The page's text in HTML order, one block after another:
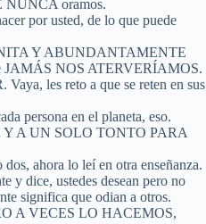
oramos.
por usted, de lo que puede
Y ABUNDANTAMENTE
NOS ATERVERÍAMOS.
les reto a que se reten en sus
persona en el planeta, eso.
A UN SOLO TONTO PARA
ahora lo leí en otra enseñanza.
y dice, ustedes desean pero no
significa que odian a otros.
A VECES LO HACEMOS,